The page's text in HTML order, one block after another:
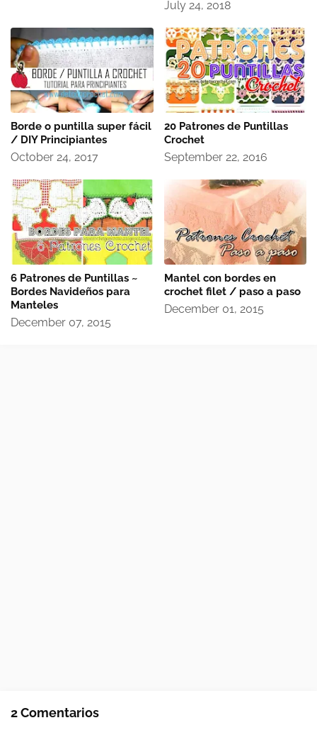
July 24, 2018
Borde o puntilla super fácil
/ DIY Principiantes
October 24, 2017
20 Patrones de Puntillas
Crochet
September 22, 2016
6 Patrones de Puntillas ~
Bordes Navideños para
Manteles
December 07, 2015
Mantel con bordes en
crochet filet / paso a paso
December 01, 2015
2 Comentarios